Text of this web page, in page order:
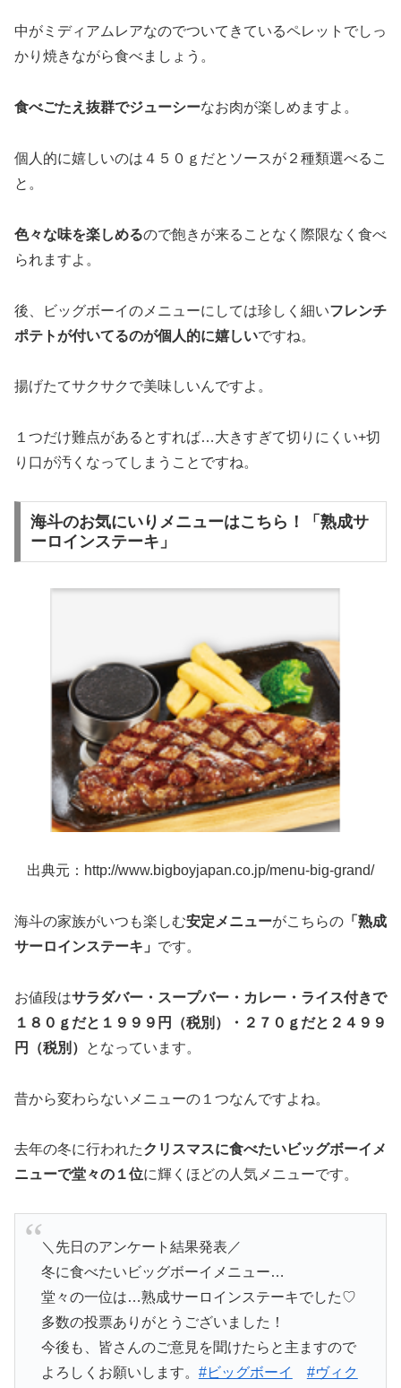
中がミディアムレアなのでついてきているペレットでしっ
かり焼きながら食べましょう。
食べごたえ抜群でジューシーなお肉が楽しめますよ。
個人的に嬉しいのは４５０ｇだとソースが２種類選べるこ
と。
色々な味を楽しめるので飽きが来ることなく際限なく食べ
られますよ。
後、ビッグボーイのメニューにしては珍しく細いフレンチ
ポテトが付いてるのが個人的に嬉しいですね。
揚げたてサクサクで美味しいんですよ。
１つだけ難点があるとすれば…大きすぎて切りにくい+切
り口が汚くなってしまうことですね。
海斗のお気にいりメニューはこちら！「熟成サ
ーロインステーキ」
出典元：http://www.bigboyjapan.co.jp/menu-big-grand/
海斗の家族がいつも楽しむ安定メニューがこちらの 「熟成
サーロインステーキ」 です。
お値段はサラダバー・スープバー・カレー・ライス付きで
１８０ｇだと１９９９円（税別）・２７０ｇだと２４９９
円（税別）
となっています。
昔から変わらないメニューの１つなんですよね。
去年の冬に行われたクリスマスに食べたいビッグボーイメ
ニューで堂々の１位に輝くほどの人気メニューです。
＼先日のアンケート結果発表／
冬に食べたいビッグボーイメニュー…
堂々の一位は…熟成サーロインステーキでした♡
多数の投票ありがとうございました！
今後も、皆さんのご意見を聞けたらと主ますので
よろしくお願いします。 #ビッグボーイ
#ヴィク